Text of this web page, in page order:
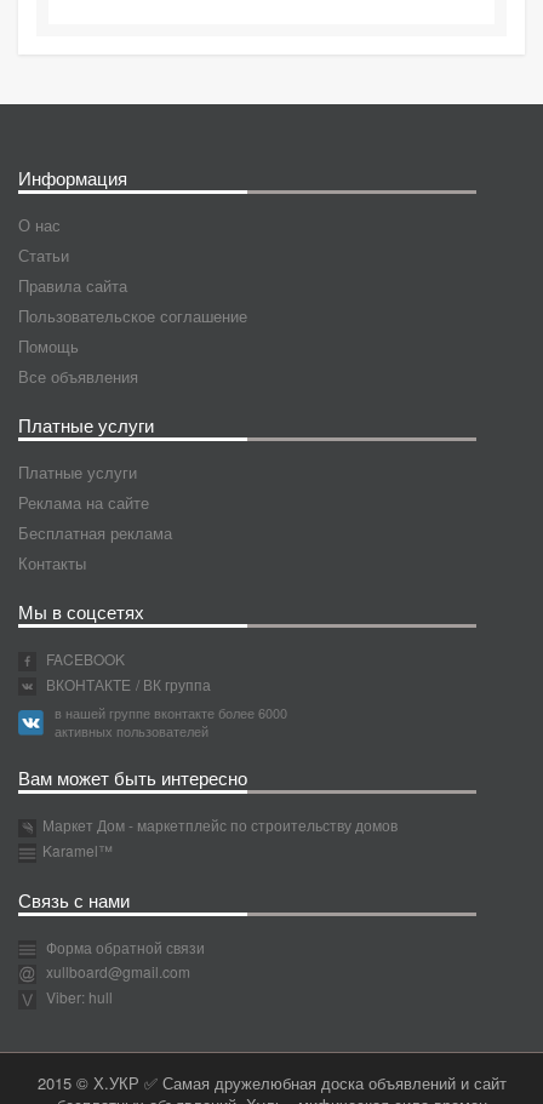
Информация
О нас
Статьи
Правила сайта
Пользовательское соглашение
Помощь
Все объявления
Платные услуги
Платные услуги
Реклама на сайте
Бесплатная реклама
Контакты
Мы в соцсетях
FACEBOOK
ВКОНТАКТЕ / ВК группа
в нашей группе вконтакте более 6000
активных пользователей
Вам может быть интересно
Маркет Дом - маркетплейс по строительству домов
Karamel™
Связь с нами
Форма обратной связи
xullboard@gmail.com
Viber: hull
2015 © Х.УКР ✅ Самая дружелюбная доска объявлений и сайт